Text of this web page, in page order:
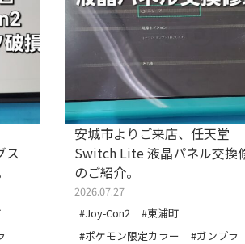
ス
安城市よりご来店、任天堂
Switch Lite 液晶パネル交換
のご紹介。
2026.07.27
#Joy-Con2
#東浦町
#ポケモン限定カラー
#ガンプラ